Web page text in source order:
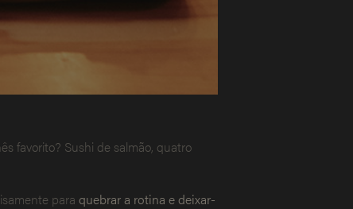
favorito? Sushi de salmão, quatro
para quebrar a rotina e deixar-